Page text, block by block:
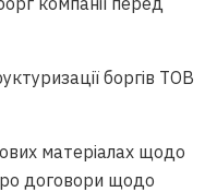
боргів ТОВ
матеріалах щодо
договори щодо